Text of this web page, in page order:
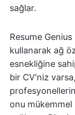
sağlar.
Resume
kullanarak ağ
esnekliğine
bir CV'niz
onu